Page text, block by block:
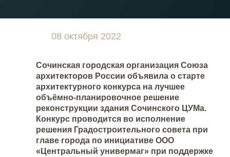
08 октября 2022
Сочинская городская организация Союза
архитекторов России объявила о старте
архитектурного конкурса на лучшее
объёмно-планировочное решение
реконструкции здания Сочинского ЦУМа.
Конкурс проводится во исполнение
решения Градостроительного совета при
главе города по инициативе ООО
«Центральный универмаг» при поддержке